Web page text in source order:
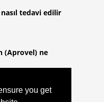
you get
tedavi edilir
(Aprovel) ne